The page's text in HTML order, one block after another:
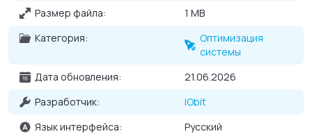
Создает резервную копию для возврата исходных
настроек системы;
Защита и удаление программ-шпионов и рекламы;
Очистка компьютера от лишних файлов и исправление
Многоязычный интерфейс.
Размер файла:
1 MB
Категория:
Оптимизация
системы
Дата обновления:
21.06.2026
Разработчик:
IObit
Язык интерфейса:
Русский